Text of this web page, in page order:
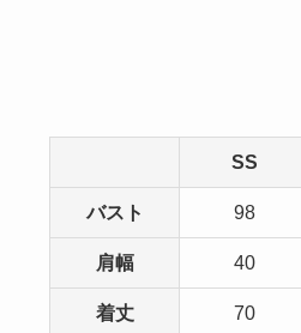
SS
バスト 98
肩幅 40
着丈 70